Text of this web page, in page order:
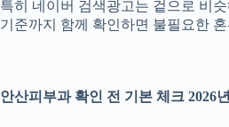
특히 네이버 검색광고는 겉으로 비
기준까지 함께 확인하면 불필요한
안산피부과 확인 전 기본 체크 2026